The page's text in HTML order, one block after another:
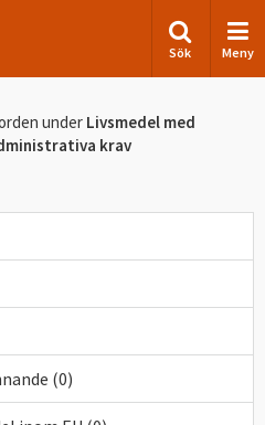
Sök Meny
under Livsmedel med
krav
(0)